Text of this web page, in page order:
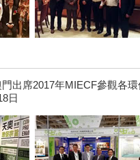
出席2017年MIECF參觀各
日